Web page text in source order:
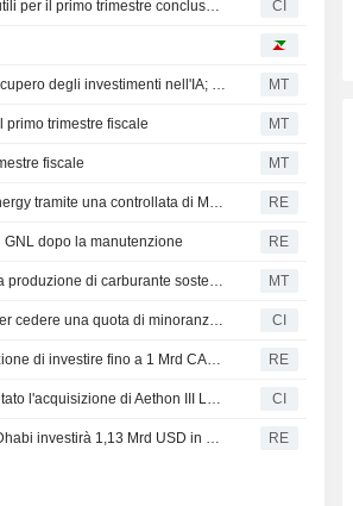
Mitsubishi Corporation riporta i risultati degli utili per il primo trimestre conclusosi il 30 giugno 2026 CI
Le azioni giapponesi calano per i timori sul recupero degli investimenti nell'IA; il petrolio scende per la tregua temporanea tra USA e Iran MT
primo trimestre fiscale MT
fiscale MT
La giapponese NYK investirà in MidOcean Energy tramite una controllata di Mitsubishi RE
dopo la manutenzione RE
Mitsubishi e ADM collaborano per esplorare la produzione di carburante sostenibile per l'aviazione MT
First Quantum Minerals sarebbe in trattativa per cedere una quota di minoranza nel progetto di rame Taca Taca CI
LNG Canada offre a cinque First Nations l'opzione di investire fino a 1 Mrd CAD nel serbatoio di stoccaggio della Fase 2 RE
Mitsubishi Corporation (TSE:8058) ha completato l'acquisizione di Aethon III LLC e Aethon United LP da Aethon Energy Management LLC, Ontario Teachers' Pension Plan Board e Redbird Capital Partners Management LLC. CI
Una società legata alla famiglia reale di Abu Dhabi investirà 1,13 Mrd USD in MidOcean Energy RE